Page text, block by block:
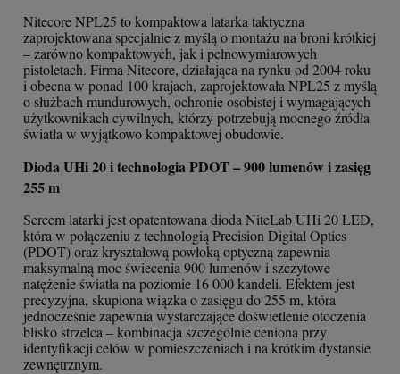
Nitecore NPL25 to kompaktowa latarka taktyczna
zaprojektowana specjalnie z myślą o montażu na broni krótkiej
– zarówno kompaktowych, jak i pełnowymiarowych
pistoletach. Firma Nitecore, działająca na rynku od 2004 roku
i obecna w ponad 100 krajach, zaprojektowała NPL25 z myślą
o służbach mundurowych, ochronie osobistej i wymagających
użytkownikach cywilnych, którzy potrzebują mocnego źródła
światła w wyjątkowo kompaktowej obudowie.
Dioda UHi 20 i technologia PDOT – 900 lumenów i zasięg
255 m
Sercem latarki jest opatentowana dioda NiteLab UHi 20 LED,
która w połączeniu z technologią Precision Digital Optics
(PDOT) oraz kryształową powłoką optyczną zapewnia
maksymalną moc świecenia 900 lumenów i szczytowe
natężenie światła na poziomie 16 000 kandeli. Efektem jest
precyzyjna, skupiona wiązka o zasięgu do 255 m, która
jednocześnie zapewnia wystarczające doświetlenie otoczenia
blisko strzelca – kombinacja szczególnie ceniona przy
identyfikacji celów w pomieszczeniach i na krótkim dystansie
zewnętrznym.